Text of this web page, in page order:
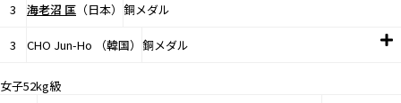
3 海老沼 匡 （日本） 銅メダル
3 CHO Jun-Ho （韓国） 銅メダル
女子52kg級